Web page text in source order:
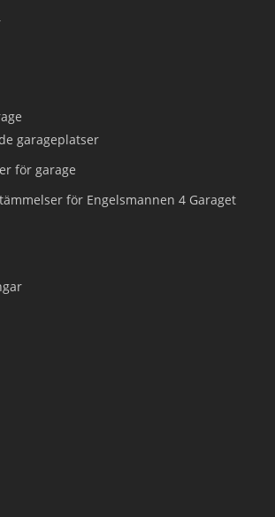
garageplatser
för garage
för Engelsmannen 4 Garaget